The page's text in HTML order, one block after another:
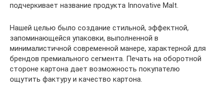
подчеркивает название продукта Innovative Malt.
Нашей целью было создание стильной, эффектной,
запоминающейся упаковки, выполненной в
минималистичной современной манере, характерной для
брендов премиального сегмента. Печать на оборотной
стороне картона дает возможность покупателю
ощутить фактуру и качество картона.